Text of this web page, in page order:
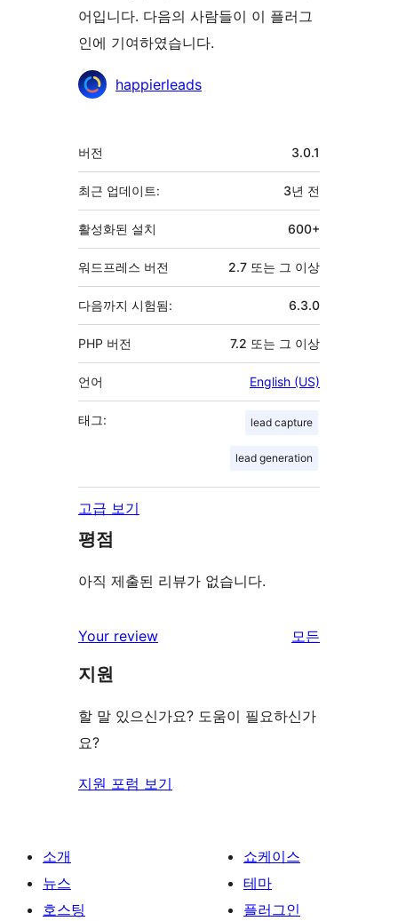
어입니다. 다음의 사람들이 이 플러그
인에 기여하였습니다.
기
happierleads
기
초
버전 3.0.1
최근 업데이트: 3년 전
활성화된 설치 600+
워드프레스 버전 2.7 또는 그 이상
다음까지 시험됨: 6.3.0
PHP 버전 7.2 또는 그 이상
언어 English (US)
태그: lead capture
lead generation
고급 보기
평점
아직 제출된 리뷰가 없습니다.
Your review 모든
지원
할 말 있으신가요? 도움이 필요하신가
요?
지원 포럼 보기
소개
뉴스
호스팅
쇼케이스
테마
플러그인